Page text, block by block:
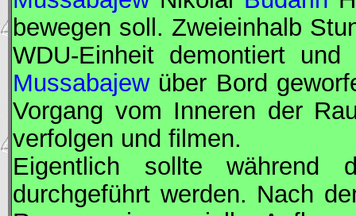
bewegen soll. Zweieinhalb
WDU-Einheit demontiert
Mussabajewüber Bord
Vorgang vom Inneren der
verfolgen und filmen.
Eigentlich sollte während
durchgeführt werden. Nach